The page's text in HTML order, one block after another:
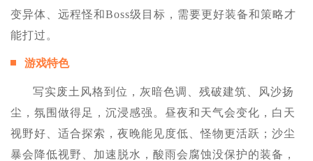
变异体、远程怪和Boss级目标，需要更好装备和策略才
能打过。
游戏特色
写实废土风格到位，灰暗色调、残破建筑、风沙扬
尘，氛围做得足，沉浸感强。昼夜和天气会变化，白天
视野好、适合探索，夜晚能见度低、怪物更活跃；沙尘
暴会降低视野、加速脱水，酸雨会腐蚀没保护的装备，